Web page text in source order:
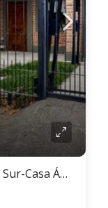
Casa en venta 3 dormitorios Bvd. Sur-Casa Ámbar- Gral. Roca